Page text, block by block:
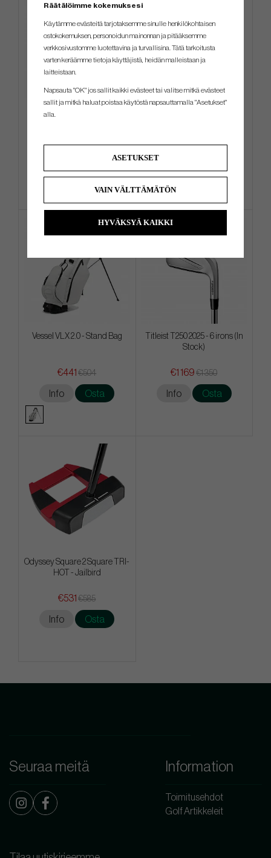
Wilson DYNAPWR Max -
€225€414 €15€24
Vessel VLX 2.0 - Stand Bag
€441 €504
Info Osta
Titleist T250 2025 - 6 irons (In
Stock)
€1 169 €1 350
Info Osta
Odyssey Square 2 Square TRI-
HOT - Jailbird
€531 €585
Info Osta
Seuraa meitä Information
Toimitusehdot
Golf Artikkeleit
Räätälöimme kokemuksesi
Käytämme evästeitä tarjotaksemme sinulle henkilökohtaisen
ostokokemuksen, personoidun mainonnan ja pitääksemme
verkkosivustomme luotettavina ja turvallisina. Tätä tarkoitusta
varten keräämme tietoja käyttäjistä, heidän malleistaan ​​ja
laitteistaan.
Napsauta "OK" jos sallit kaikki evästeet tai valitse mitkä evästeet
sallit ja mitkä haluat poistaa käytöstä napsauttamalla "Asetukset"
alla.
ASETUKSET
VAIN VÄLTTÄMÄTÖN
HYVÄKSYÄ KAIKKI